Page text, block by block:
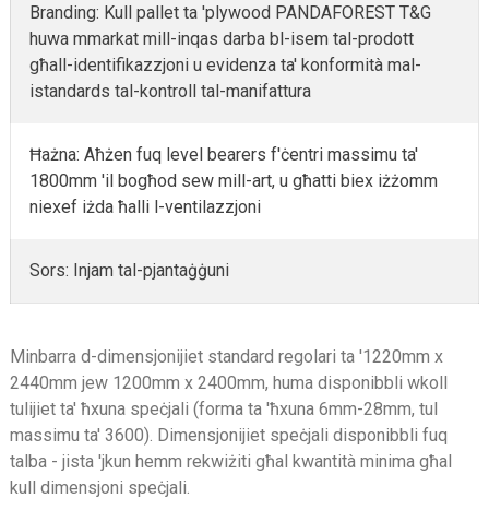
Branding: Kull pallet ta 'plywood PANDAFOREST T&G
huwa mmarkat mill-inqas darba bl-isem tal-prodott
għall-identifikazzjoni u evidenza ta' konformità mal-
istandards tal-kontroll tal-manifattura
Ħażna: Aħżen fuq level bearers f'ċentri massimu ta'
1800mm 'il bogħod sew mill-art, u għatti biex iżżomm
niexef iżda ħalli l-ventilazzjoni
Sors: Injam tal-pjantaġġuni
Minbarra d-dimensjonijiet standard regolari ta '1220mm x
2440mm jew 1200mm x 2400mm, huma disponibbli wkoll
tulijiet ta' ħxuna speċjali (forma ta 'ħxuna 6mm-28mm, tul
massimu ta' 3600). Dimensjonijiet speċjali disponibbli fuq
talba - jista 'jkun hemm rekwiżiti għal kwantità minima għal
kull dimensjoni speċjali.